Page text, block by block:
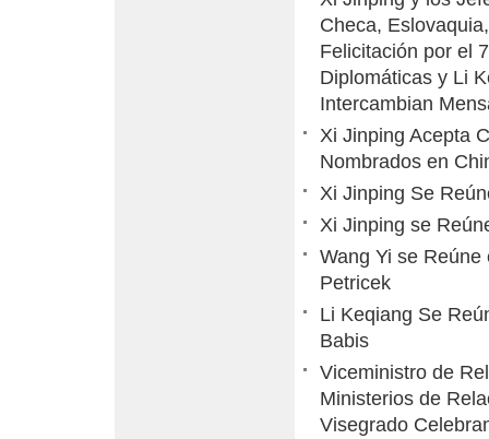
Checa,
Felicitación por el
Diplomáticas y Li
Intercambian
Xi Jinping Acepta
Nombrados en
Xi Jinping Se
Xi Jinping se
Wang Yi se
Petricek
Li Keqiang Se
Babis
Viceministro de
Ministerios de
Visegrado